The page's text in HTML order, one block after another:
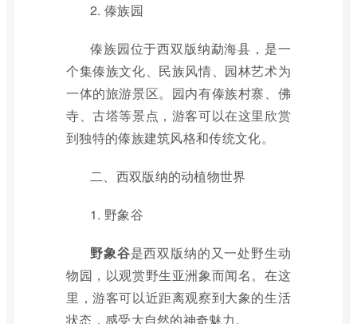
2. 傣族园
傣族园位于西双版纳勐海县，是一
个集傣族文化、民族风情、园林艺术为
一体的旅游景区。园内有傣族村寨、佛
寺、古塔等景点，游客可以在这里欣赏
到独特的傣族建筑风格和传统文化。
二、西双版纳的动植物世界
1. 野象谷
野象谷是西双版纳的又一处野生动
物园，以观赏野生亚洲象而闻名。在这
里，游客可以近距离观察到大象的生活
状态，感受大自然的神奇魅力。